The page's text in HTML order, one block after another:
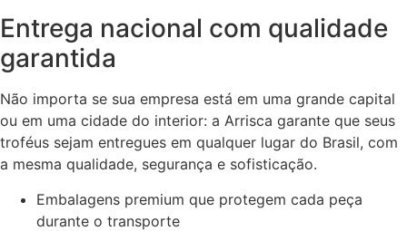
Entrega nacional com qualidade
garantida
Não importa se sua empresa está em uma grande capital
ou em uma cidade do interior: a Arrisca garante que seus
troféus sejam entregues em qualquer lugar do Brasil, com
a mesma qualidade, segurança e sofisticação.
Embalagens premium que protegem cada peça
durante o transporte